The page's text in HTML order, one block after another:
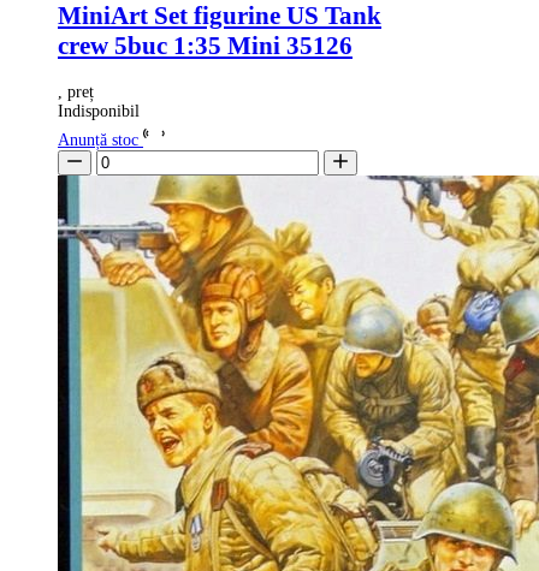
MiniArt Set figurine US Tank
crew 5buc 1:35 Mini 35126
, preț
Indisponibil
Anunță stoc